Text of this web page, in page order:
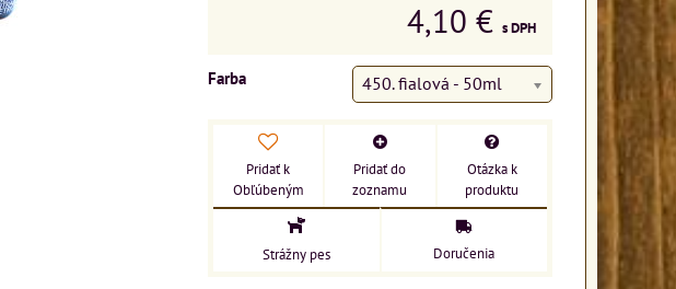
4,10 € s DPH
Farba 450. fialová - 50ml
Pridať k
Obľúbeným
Pridať do
zoznamu
Otázka k
produktu
Strážny pes Doručenia